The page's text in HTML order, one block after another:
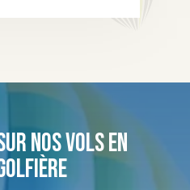
NOS VOLS EN